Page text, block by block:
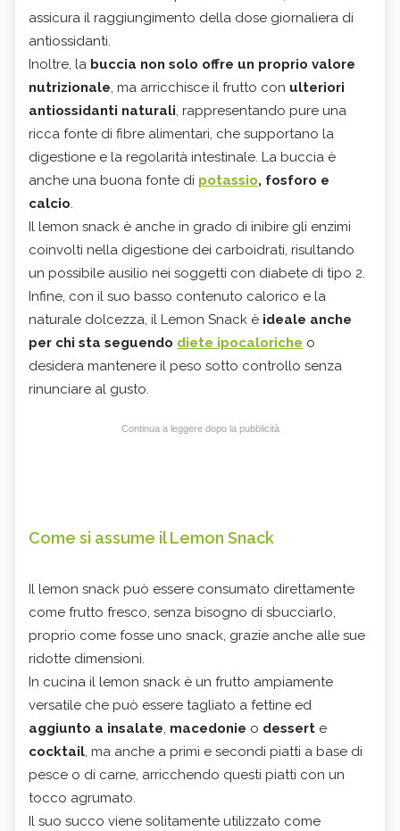
assicura il raggiungimento della dose giornaliera di
antiossidanti.
Inoltre, la buccia non solo offre un proprio valore
nutrizionale, ma arricchisce il frutto con ulteriori
antiossidanti naturali, rappresentando pure una
ricca fonte di fibre alimentari, che supportano la
digestione e la regolarità intestinale. La buccia è
anche una buona fonte di potassio, fosforo e
calcio.
Il lemon snack è anche in grado di inibire gli enzimi
coinvolti nella digestione dei carboidrati, risultando
un possibile ausilio nei soggetti con diabete di tipo 2.
Infine, con il suo basso contenuto calorico e la
naturale dolcezza, il Lemon Snack è ideale anche
per chi sta seguendo diete ipocaloriche o
desidera mantenere il peso sotto controllo senza
rinunciare al gusto.
Continua a leggere dopo la pubblicità
Come si assume il Lemon Snack
Il lemon snack può essere consumato direttamente
come frutto fresco, senza bisogno di sbucciarlo,
proprio come fosse uno snack, grazie anche alle sue
ridotte dimensioni.
In cucina il lemon snack è un frutto ampiamente
versatile che può essere tagliato a fettine ed
aggiunto a insalate, macedonie o dessert e
cocktail, ma anche a primi e secondi piatti a base di
pesce o di carne, arricchendo questi piatti con un
tocco agrumato.
Il suo succo viene solitamente utilizzato come